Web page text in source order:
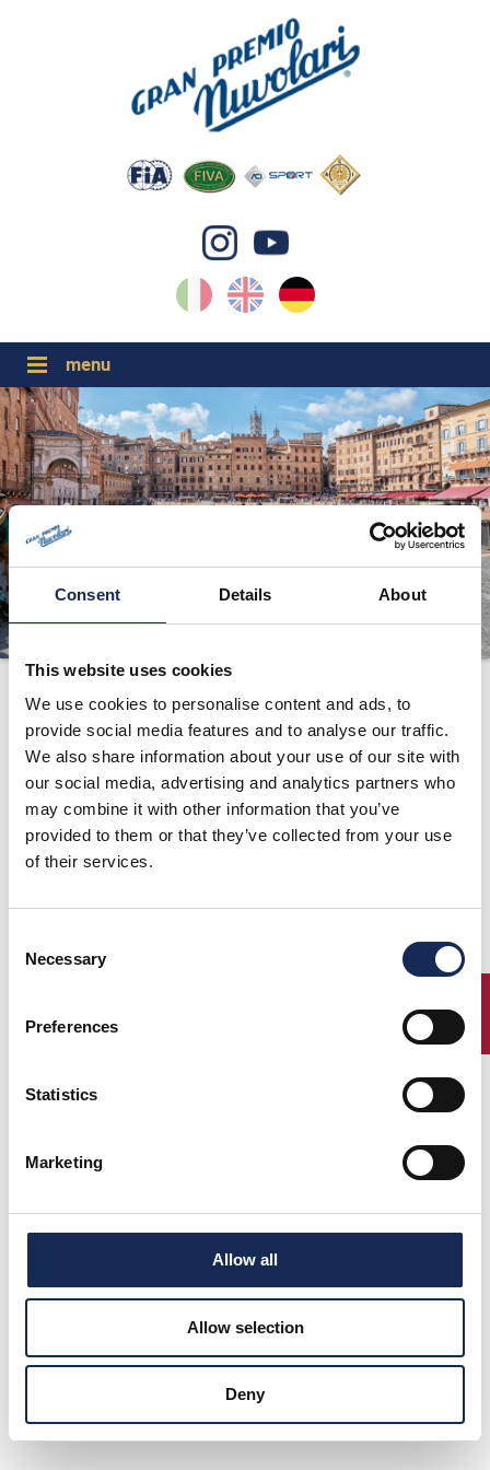
Consent Details About
This website uses cookies
We use cookies to personalise content and ads, to
provide social media features and to analyse our traffic.
We also share information about your use of our site with
our social media, advertising and analytics partners who
may combine it with other information that you’ve
provided to them or that they’ve collected from your use
of their services.
Selection
Necessary
Preferences
Statistics
Marketing
Allow all
Allow selection
Deny
DE
EN
IT
GP NUVOLARI 2026
1954-2025
GRANDI EVENTI 2026
ORGANISATION
KONTAKTE
PRESSE
GP Nuvolari
1991/2025 – Die
Nachstellung
Nach den vier historischen Ausgaben, von 1954 bis 1957,
wurden bis heute 35 Nachstellungen des Gran Premio
die den historischen Autos vorbehalten ist. Die
Marco Marani Claudio Rossi (die drei, die 1991 zusammen mit
Fabio Novelli den Gran Premio Nuvolari auf moderne Weise
Väter der 1000 Miglia fort. Das gleiche Ziel: Piloten neuer
Generationen die Möglichkeit zu geben, sich an den Autos zu
haben, und dem größten, mutigsten und kühnsten ihrer
Vorgänger Tribut zu zollen: Tazio Nuvolari.
ENTRY